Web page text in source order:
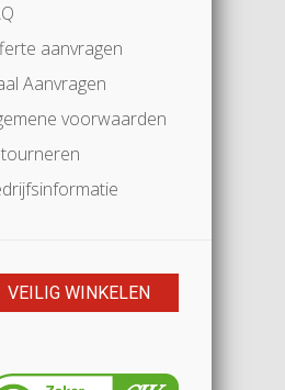
aanvragen
Aanvragen
voorwaarden
VEILIG WINKELEN